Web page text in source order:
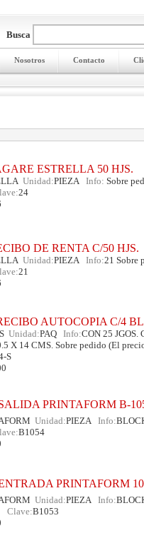
Busca
Nosotros Contacto
ESTRELLA 50 HJS.
Unidad:PIEZA Info: Sobre
24
DE RENTA C/50 HJS.
Unidad:PIEZA Info:21 Sobre
21
AUTOCOPIA C/4
Unidad:PAQ Info:CON 25
X 14 CMS. Sobre pedido (El
S
PRINTAFORM B-
Unidad:PIEZA Info:
B1054
PRINTAFORM
Unidad:PIEZA Info:
Clave:B1053